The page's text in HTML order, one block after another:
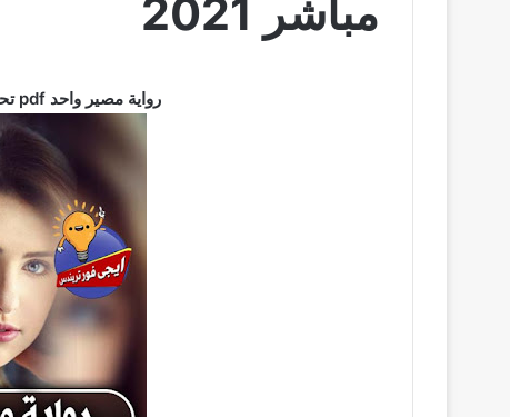
مباشر 2021
رواية مصير واحد pdf تحميل كاملة برابط مباشر 2021